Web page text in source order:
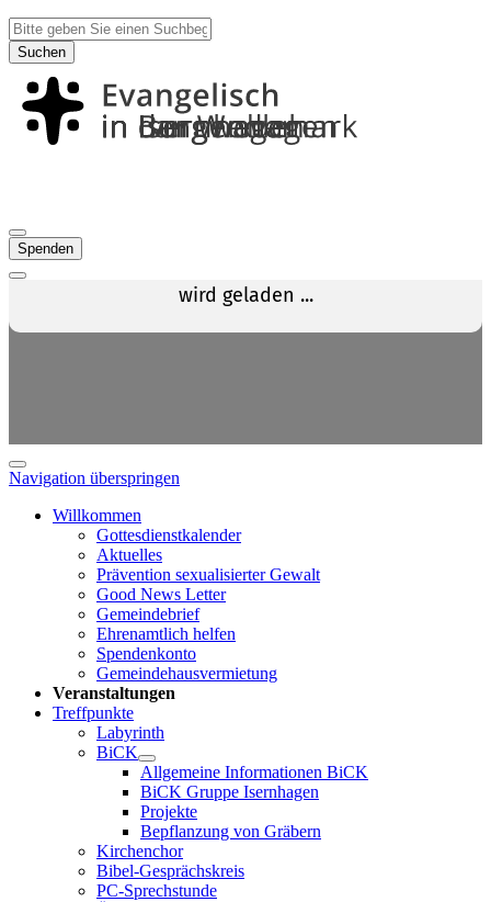
Suchen
Spenden
Navigation überspringen
Willkommen
Gottesdienstkalender
Aktuelles
Prävention sexualisierter Gewalt
Good News Letter
Gemeindebrief
Ehrenamtlich helfen
Spendenkonto
Gemeindehausvermietung
Veranstaltungen
Treffpunkte
Labyrinth
BiCK
Allgemeine Informationen BiCK
BiCK Gruppe Isernhagen
Projekte
Bepflanzung von Gräbern
Kirchenchor
Bibel-Gesprächskreis
PC-Sprechstunde